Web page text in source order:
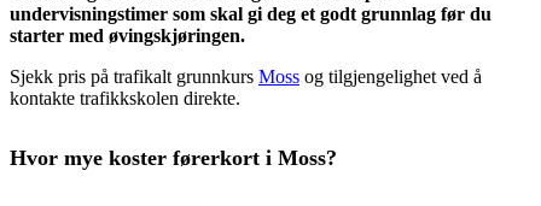
undervisningstimer som skal gi deg et godt grunnlag før du
starter med øvingskjøringen.
Sjekk pris på trafikalt grunnkurs Moss og tilgjengelighet ved å
kontakte trafikkskolen direkte.
Hvor mye koster førerkort i Moss?